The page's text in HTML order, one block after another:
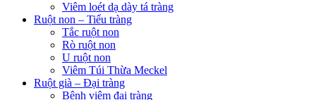
Viêm loét dạ dày tá tràng
Ruột non – Tiểu tràng
Tắc ruột non
Rò ruột non
U ruột non
Viêm Túi Thừa Meckel
Ruột già – Đại tràng
Bệnh viêm đại tràng